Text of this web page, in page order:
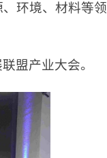
环境、材料等领
盟产业大会。